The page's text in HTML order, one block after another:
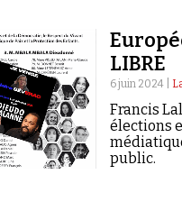
LIBRE
6 juin 2024 |
Francis
élections
public.